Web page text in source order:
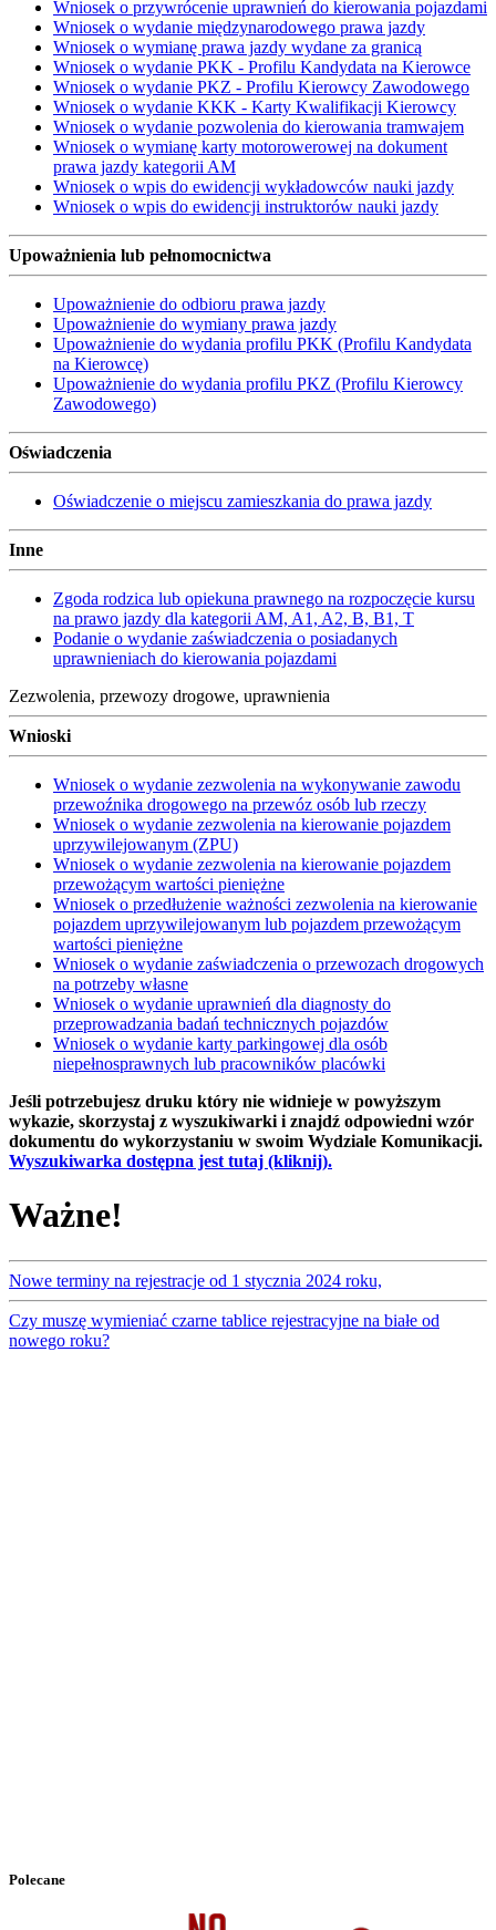
Wniosek o przywrócenie uprawnień do kierowania pojazdami
Wniosek o wydanie międzynarodowego prawa jazdy
Wniosek o wymianę prawa jazdy wydane za granicą
Wniosek o wydanie PKK - Profilu Kandydata na Kierowce
Wniosek o wydanie PKZ - Profilu Kierowcy Zawodowego
Wniosek o wydanie KKK - Karty Kwalifikacji Kierowcy
Wniosek o wydanie pozwolenia do kierowania tramwajem
Wniosek o wymianę karty motorowerowej na dokument
prawa jazdy kategorii AM
Wniosek o wpis do ewidencji wykładowców nauki jazdy
Wniosek o wpis do ewidencji instruktorów nauki jazdy
Upoważnienia lub pełnomocnictwa
Upoważnienie do odbioru prawa jazdy
Upoważnienie do wymiany prawa jazdy
Upoważnienie do wydania profilu PKK (Profilu Kandydata
na Kierowcę)
Upoważnienie do wydania profilu PKZ (Profilu Kierowcy
Zawodowego)
Oświadczenia
Oświadczenie o miejscu zamieszkania do prawa jazdy
Inne
Zgoda rodzica lub opiekuna prawnego na rozpoczęcie kursu
na prawo jazdy dla kategorii AM, A1, A2, B, B1, T
Podanie o wydanie zaświadczenia o posiadanych
uprawnieniach do kierowania pojazdami
Zezwolenia, przewozy drogowe, uprawnienia
Wnioski
Wniosek o wydanie zezwolenia na wykonywanie zawodu
przewoźnika drogowego na przewóz osób lub rzeczy
Wniosek o wydanie zezwolenia na kierowanie pojazdem
uprzywilejowanym (ZPU)
Wniosek o wydanie zezwolenia na kierowanie pojazdem
przewożącym wartości pieniężne
Wniosek o przedłużenie ważności zezwolenia na kierowanie
pojazdem uprzywilejowanym lub pojazdem przewożącym
wartości pieniężne
Wniosek o wydanie zaświadczenia o przewozach drogowych
na potrzeby własne
Wniosek o wydanie uprawnień dla diagnosty do
przeprowadzania badań technicznych pojazdów
Wniosek o wydanie karty parkingowej dla osób
niepełnosprawnych lub pracowników placówki
Jeśli potrzebujesz druku który nie widnieje w powyższym
wykazie, skorzystaj z wyszukiwarki i znajdź odpowiedni wzór
dokumentu do wykorzystaniu w swoim Wydziale Komunikacji.
Wyszukiwarka dostępna jest tutaj (kliknij).
Ważne!
Nowe terminy na rejestracje od 1 stycznia 2024 roku,
Czy muszę wymieniać czarne tablice rejestracyjne na białe od
nowego roku?
Polecane